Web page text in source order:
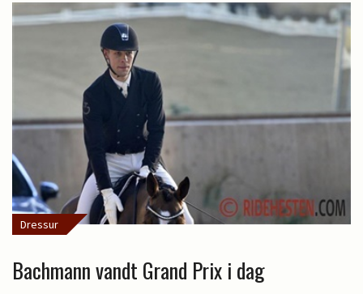
Dressur
Bachmann vandt Grand Prix i dag